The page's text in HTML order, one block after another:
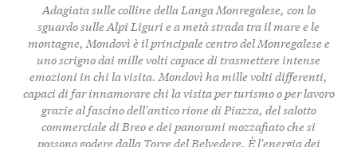
Adagiata sulle colline della Langa Monregalese, con lo
sguardo sulle Alpi Liguri e a metà strada tra il mare e le
montagne, Mondovì è il principale centro del Monregalese e
uno scrigno dai mille volti capace di trasmettere intense
emozioni in chi la visita. Mondovì ha mille volti differenti,
capaci di far innamorare chi la visita per turismo o per lavoro
grazie al fascino dell'antico rione di Piazza, del salotto
commerciale di Breo e dei panorami mozzafiato che si
possono godere dalla Torre del Belvedere. È l'energia dei